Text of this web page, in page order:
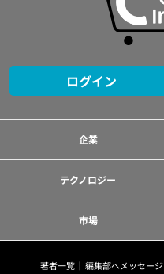
ログイン
企業
テクノロジー
市場
著者一覧 編集部へメッセージ